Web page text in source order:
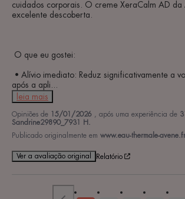
cuidados corporais. O creme XeraCalm AD da
excelente descoberta.
após a apli
leia mais
Opiniões de 15/01/2026 , após uma experiência de
Sandrine29890_7931 H.
Publicado originalmente em www.eau-thermale-
Ver a avaliação original Relatório